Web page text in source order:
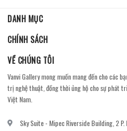
DANH MỤC
CHÍNH SÁCH
VỀ CHÚNG TÔI
Vanvi Gallery mong muốn mang đến cho các
trị nghệ thuật, đồng thời ủng hộ cho sự phát
Việt Nam.
Sky Suite - Mipec Riverside Building, 2 P.